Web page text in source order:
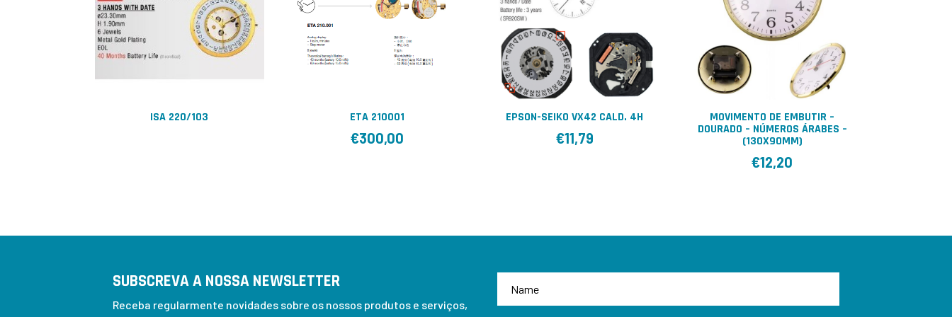
ISA 220/103 ETA 210001
€300,00
EPSON-SEIKO VX42 CALD. 4H
€11,79
MOVIMENTO DE EMBUTIR –
DOURADO – NÚMEROS ÁRABES –
(130X90MM)
€12,20
SUBSCREVA A NOSSA NEWSLETTER
Receba regularmente novidades sobre os nossos produtos e serviços,